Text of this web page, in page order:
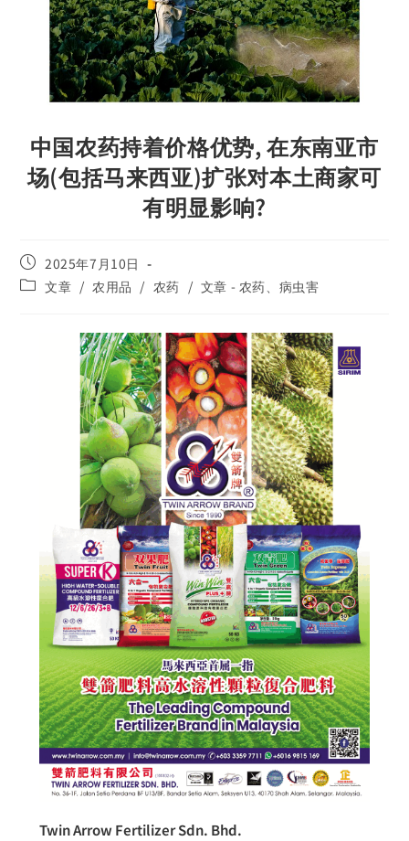
中国农药持着价格优势, 在东南亚市
场(包括马来西亚)扩张对本土商家可
有明显影响?
2025年7月10日
文章 / 农用品 / 农药 / 文章 - 农药、病虫害
Twin Arrow Fertilizer Sdn. Bhd.